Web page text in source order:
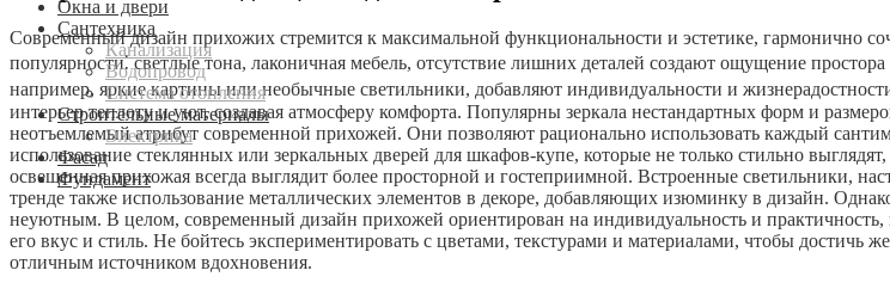
Окна и двери
Сантехника
Канализация
Водопровод
Система отопления
Строительные материалы
Электрика
Фасад
Фундамент
Современный дизайн прихожих стремится к максимальной функциональности и эстетике, гармонично
популярности⁚ светлые тона, лаконичная мебель, отсутствие лишних деталей создают ощущение
например, яркие картины или необычные светильники, добавляют индивидуальности и
интерьер теплоту и уют, создавая атмосферу комфорта. Популярны зеркала нестандартных форм и
неотъемлемый атрибут современной прихожей. Они позволяют рационально использовать каждый
использование стеклянных или зеркальных дверей для шкафов-купе, которые не только стильно
освещенная прихожая всегда выглядит более просторной и гостеприимной. Встроенные светильники,
тренде также использование металлических элементов в декоре, добавляющих изюминку в дизайн.
неуютным. В целом, современный дизайн прихожей ориентирован на индивидуальность и
его вкус и стиль. Не бойтесь экспериментировать с цветами, текстурами и материалами, чтобы
отличным источником вдохновения.